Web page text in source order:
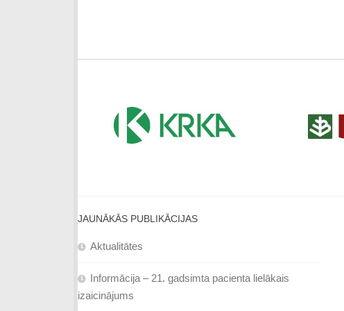
JAUNĀKĀS PUBLIKĀCIJAS
Aktualitātes
Informācija – 21. gadsimta pacienta lielākais
izaicinājums